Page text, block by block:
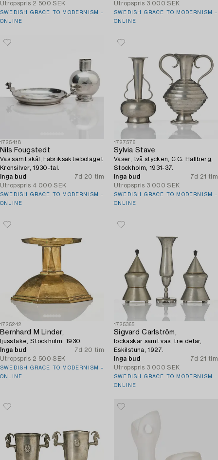
Utropspris 2 500 SEK
SWEDISH GRACE TO MODERNISM –
ONLINE
Utropspris 3 000 SEK
SWEDISH GRACE TO MODERNISM –
ONLINE
1725418
Nils Fougstedt
Vas samt skål, Fabriksaktiebolaget
Kronsilver, 1930-tal.
Inga bud
7d 20 tim
Utropspris 4 000 SEK
SWEDISH GRACE TO MODERNISM –
ONLINE
1727576
Sylvia Stave
Vaser, två stycken, C.G. Hallberg,
Stockholm, 1931-37.
Inga bud
7d 21 tim
Utropspris 3 000 SEK
SWEDISH GRACE TO MODERNISM –
ONLINE
1725242
Bernhard M Linder,
ljusstake, Stockholm, 1930.
Inga bud
7d 20 tim
Utropspris 2 500 SEK
SWEDISH GRACE TO MODERNISM –
ONLINE
1725365
Sigvard Carlström,
lockaskar samt vas, tre delar,
Eskilstuna, 1927.
Inga bud
7d 21 tim
Utropspris 3 000 SEK
SWEDISH GRACE TO MODERNISM –
ONLINE